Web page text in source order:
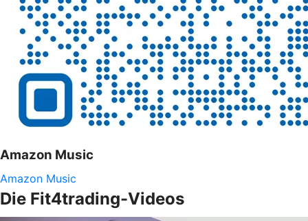
Amazon Music
Amazon Music
Die Fit4trading-Videos